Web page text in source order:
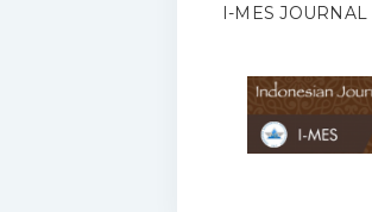
I-MES JOURNAL